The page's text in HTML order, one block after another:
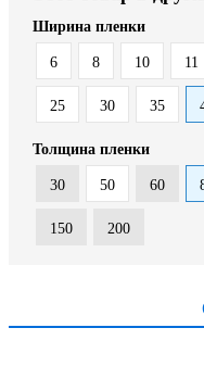
Ширина пленки
6 8 10 11
25 30 35
Толщина пленки
30 50 60
150 200